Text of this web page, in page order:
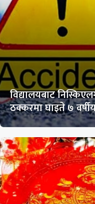
विद्यालयबाट
ठक्करमा घाइते ७